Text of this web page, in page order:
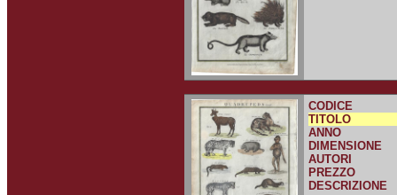
CODICE
TITOLO
ANNO
DIMENSIONE
AUTORI
PREZZO
DESCRIZIONE